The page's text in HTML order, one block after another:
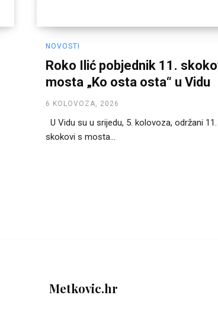
NOVOSTI
Roko Ilić pobjednik 11.
mosta „Ko osta osta“ u Vidu
6 KOLOVOZA, 2026
U Vidu su u srijedu, 5. kolovoza, održani 11.
skokovi s mosta...
Metkovic.hr